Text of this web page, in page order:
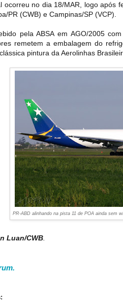
ocorreu no dia 18/MAR, logo após
PR (CWB) e Campinas/SP (VCP)
pela ABSA em AGO/2005
remetem a embalagem do
pintura da Aerolinhas
PR-ABD alinhando na pista 11 de POA ainda sem
Luan/CWB